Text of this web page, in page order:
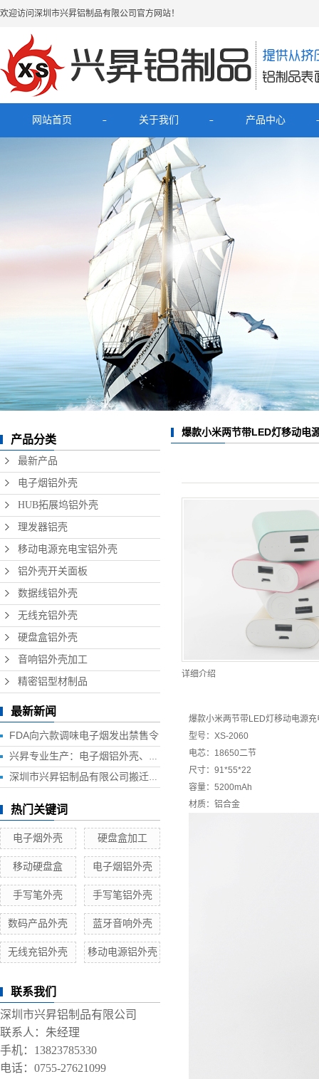
欢迎访问深圳市兴昇铝制品有限公司官方网站！
网站首页 关于我们
公司简介
联系我们
产品中心
移动电源充电宝铝外壳
数据线铝外壳
硬盘盒铝外壳
产品分类
最新产品
电子烟铝外壳
HUB拓展坞铝外壳
理发器铝壳
移动电源充电宝铝外壳
铝外壳开关面板
数据线铝外壳
无线充铝外壳
硬盘盒铝外壳
音响铝外壳加工
精密铝型材制品
最新新闻
FDA向六款调味电子烟发出禁售令
兴昇专业生产：电子烟铝外壳、电子烟外壳、HUB铝外壳、移动电源外壳、无线充铝外壳等铝制品外壳
深圳市兴昇铝制品有限公司搬迁联络函
热门关键词
电子烟外壳 硬盘盒加工
移动硬盘盒 电子烟铝外壳
手写笔外壳 手写笔铝外壳
数码产品外壳 蓝牙音响外壳
无线充铝外壳 移动电源铝外壳
联系我们
深圳市兴昇铝制品有限公司
联系人：朱经理
手机：13823785330
电话：0755-27621099
爆款小米两节带LED灯移动电
详细介绍
爆款小米两节带LED灯移动电源
型号：XS-2060
电芯：18650二节
尺寸：91*55*22
容量：5200mAh
材质：铝合金